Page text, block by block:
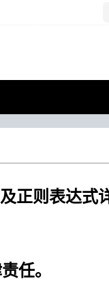
正则表达式
任。